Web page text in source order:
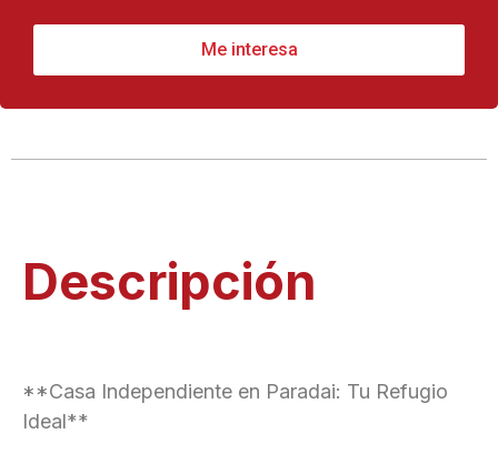
Me interesa
Descripción
**Casa Independiente en Paradai: Tu Refugio
Ideal**